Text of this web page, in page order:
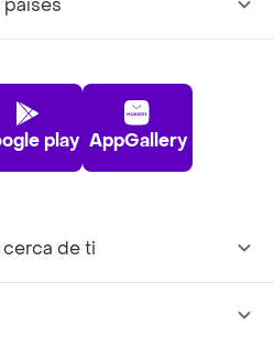
play AppGallery
de ti